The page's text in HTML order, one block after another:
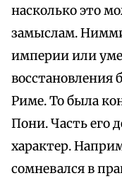
насколько это
замыслам.
империи или
Риме. То была
Пони. Часть его
характер.
сомневался в